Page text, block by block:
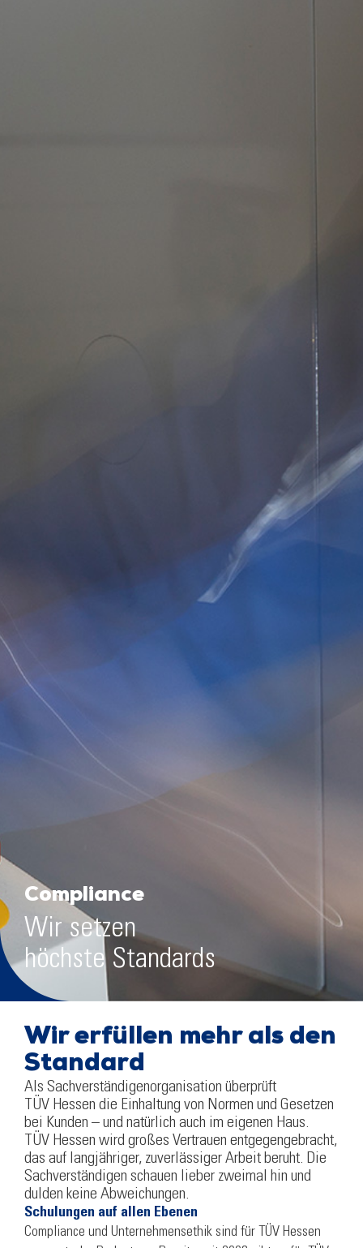
Compliance
Wir setzen
höchste Standards
Wir erfüllen mehr als den
Standard
Als Sachverständigenorganisation überprüft
TÜV Hessen die Einhaltung von Normen und Gesetzen
bei Kunden – und natürlich auch im eigenen Haus.
TÜV Hessen wird großes Ver­trauen entgegengebracht,
das auf langjähriger, zuverlässiger Arbeit beruht. Die
Sachverständigen schauen lieber zweimal hin und
dulden keine Abweichungen.
Schulungen auf allen Ebenen
Compliance und Unternehmensethik sind für TÜV Hessen